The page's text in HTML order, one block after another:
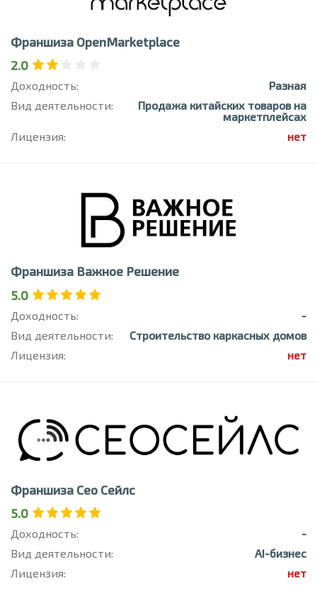
Франшиза OpenMarketplace
2.0
Доходность:
Разная
Вид деятельности:
Продажа китайских товаров на
маркетплейсах
Лицензия:
нет
Франшиза Важное Решение
5.0
Доходность:
-
Вид деятельности:
Строительство каркасных домов
Лицензия:
нет
Франшиза Сео Сейлс
5.0
Доходность:
-
Вид деятельности:
AI-бизнес
Лицензия:
нет